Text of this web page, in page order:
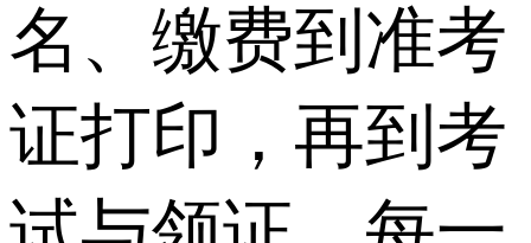
名、缴费到准考
证打印，再到考